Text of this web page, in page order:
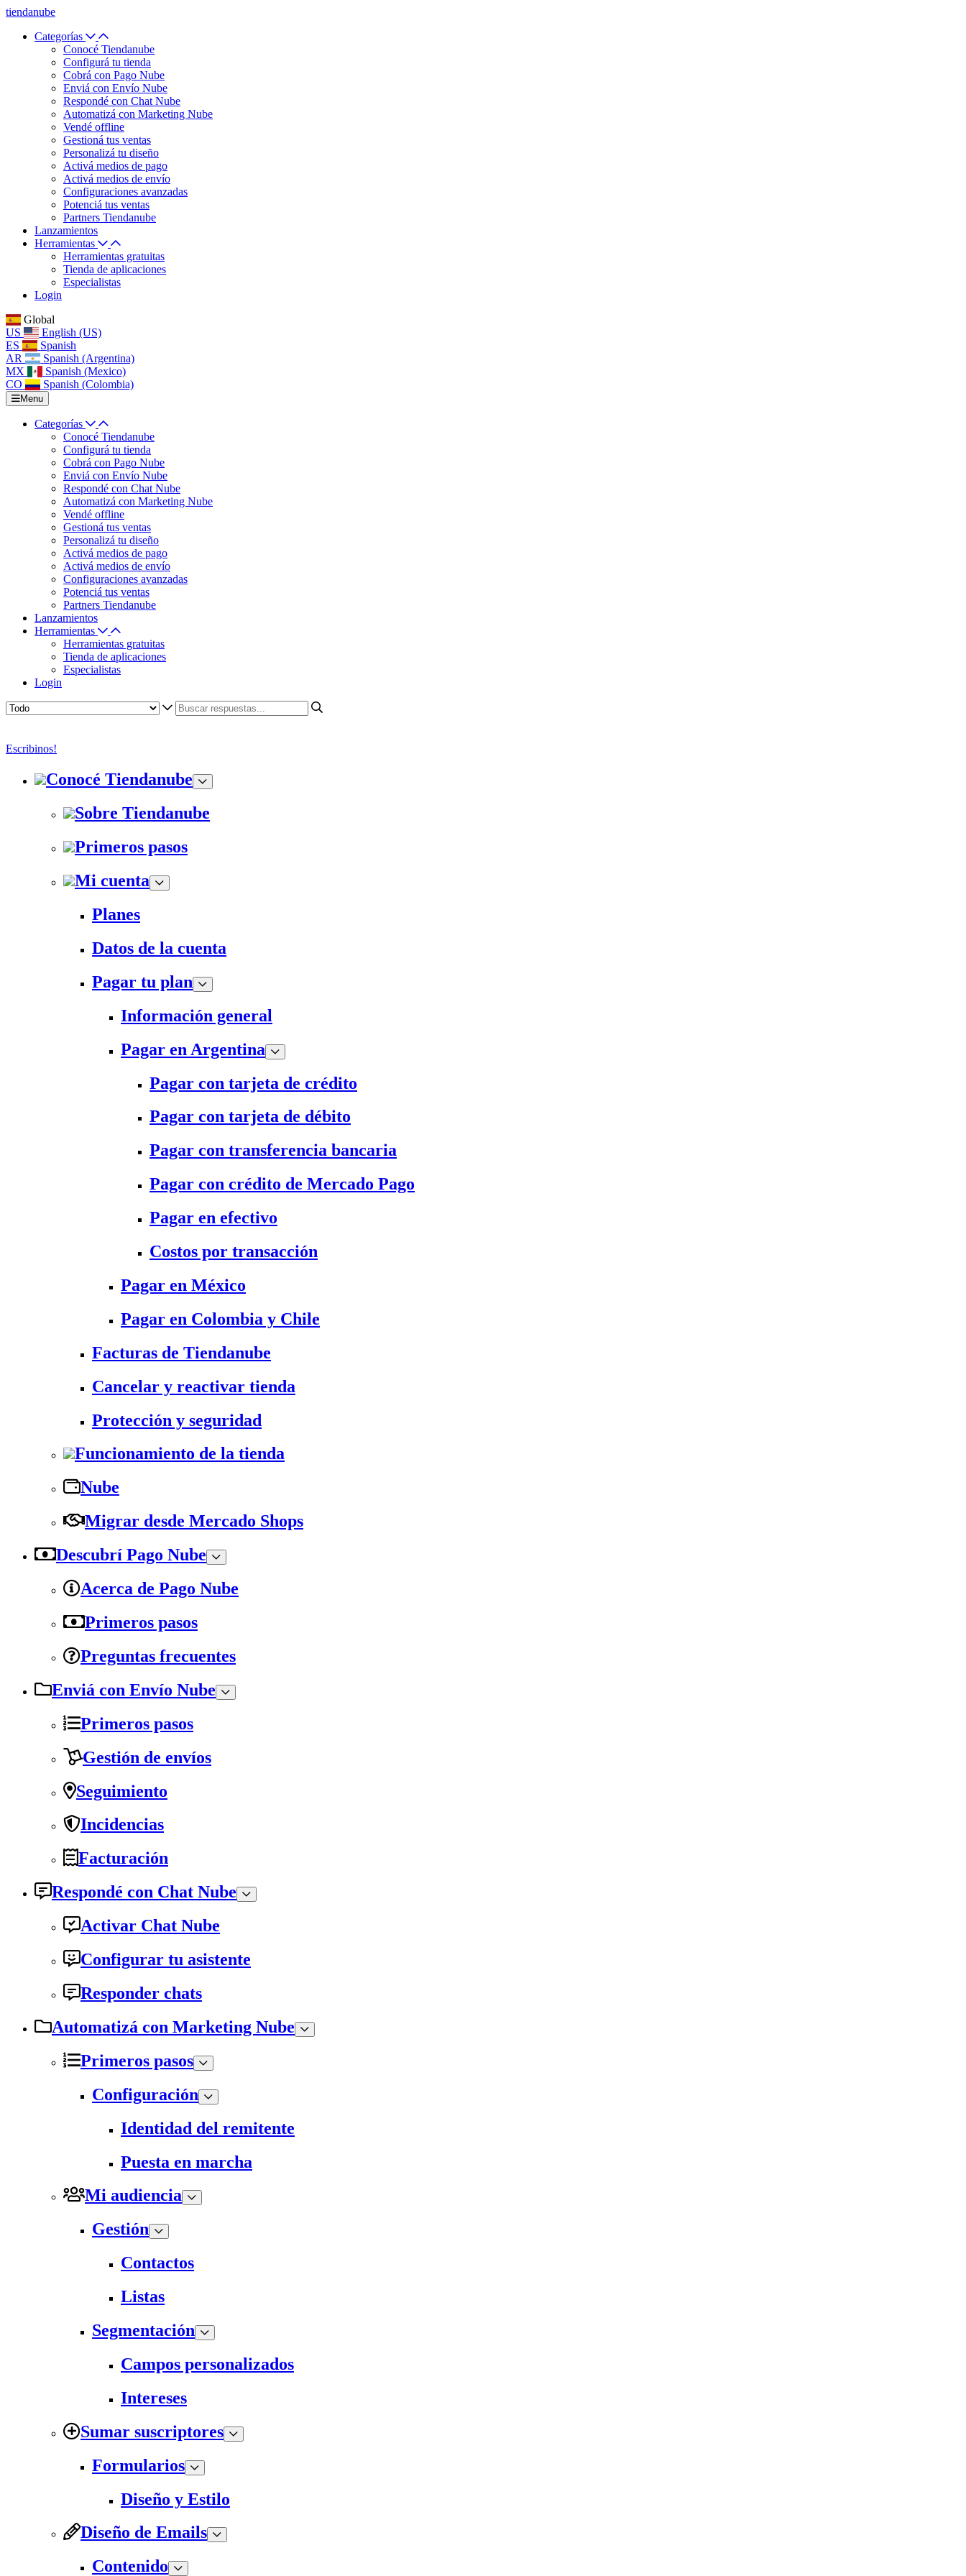
tiendanube
Categorías
Conocé Tiendanube
Configurá tu tienda
Cobrá con Pago Nube
Enviá con Envío Nube
Respondé con Chat Nube
Automatizá con Marketing Nube
Vendé offline
Gestioná tus ventas
Personalizá tu diseño
Activá medios de pago
Activá medios de envío
Configuraciones avanzadas
Potenciá tus ventas
Partners Tiendanube
Lanzamientos
Herramientas
Herramientas gratuitas
Tienda de aplicaciones
Especialistas
Login
Global
US
English (US)
ES
Spanish
AR
Spanish (Argentina)
MX
Spanish (Mexico)
CO
Spanish (Colombia)
Menu
Categorías
Conocé Tiendanube
Configurá tu tienda
Cobrá con Pago Nube
Enviá con Envío Nube
Respondé con Chat Nube
Automatizá con Marketing Nube
Vendé offline
Gestioná tus ventas
Personalizá tu diseño
Activá medios de pago
Activá medios de envío
Configuraciones avanzadas
Potenciá tus ventas
Partners Tiendanube
Lanzamientos
Herramientas
Herramientas gratuitas
Tienda de aplicaciones
Especialistas
Login
Escribinos!
Conocé Tiendanube
Sobre Tiendanube
Primeros pasos
Mi cuenta
Planes
Datos de la cuenta
Pagar tu plan
Información general
Pagar en Argentina
Pagar con tarjeta de crédito
Pagar con tarjeta de débito
Pagar con transferencia bancaria
Pagar con crédito de Mercado Pago
Pagar en efectivo
Costos por transacción
Pagar en México
Pagar en Colombia y Chile
Facturas de Tiendanube
Cancelar y reactivar tienda
Protección y seguridad
Funcionamiento de la tienda
Nube
Migrar desde Mercado Shops
Descubrí Pago Nube
Acerca de Pago Nube
Primeros pasos
Preguntas frecuentes
Enviá con Envío Nube
Primeros pasos
Gestión de envíos
Seguimiento
Incidencias
Facturación
Respondé con Chat Nube
Activar Chat Nube
Configurar tu asistente
Responder chats
Automatizá con Marketing Nube
Primeros pasos
Configuración
Identidad del remitente
Puesta en marcha
Mi audiencia
Gestión
Contactos
Listas
Segmentación
Campos personalizados
Intereses
Sumar suscriptores
Formularios
Diseño y Estilo
Diseño de Emails
Contenido